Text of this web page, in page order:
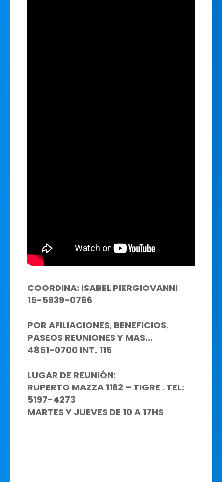
COORDINA: ISABEL PIERGIOVANNI
15-5939-0766
POR AFILIACIONES, BENEFICIOS,
PASEOS REUNIONES Y MAS...
4851-0700 INT. 115
LUGAR DE REUNIÓN:
RUPERTO MAZZA 1162 – TIGRE . TEL:
5197-4273
MARTES Y JUEVES DE 10 A 17HS